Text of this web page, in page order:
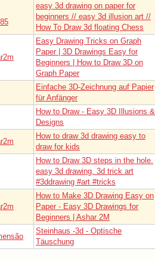
easy 3d drawing on paper for
beginners // easy 3d illusion art //
How To Draw 3d floating Chess
Easy Drawing Tricks on Graph
Paper | 3D Drawings Easy for
Beginners | How to Draw 3D on
Graph Paper
Einfache 3D-Zeichnung auf Papier
für Anfänger
How to Draw - Easy 3D Illusions &
Designs
How to draw 3d drawing easy to
draw for kids
How to Draw 3D steps in the hole.
easy 3d drawing. 3d trick art
#3ddrawing #art #tricks
How to Make 3D Drawing Easy on
Paper - Easy 3D Drawings for
Beginners | Ashar 2M
Steinhaus -3d - Optische
Täuschung